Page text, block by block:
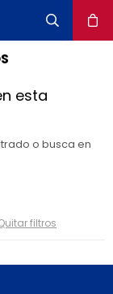
esta
o busca en
filtros